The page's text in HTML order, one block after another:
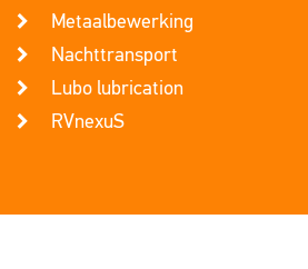
Metaalbewerking
Nachttransport
Lubo lubrication
RVnexuS